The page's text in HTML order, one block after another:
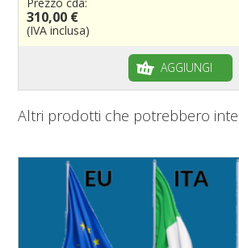
310,00 €
(IVA inclusa)
AGGIUNGI
Altri prodotti che potrebbero